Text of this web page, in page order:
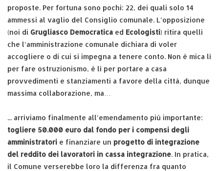
proposte. Per fortuna sono pochi: 22, dei quali solo 14
ammessi al vaglio del Consiglio comunale. L’opposizione
(noi di Grugliasco Democratica ed Ecologisti) ritira quelli
che l’amministrazione comunale dichiara di voler
accogliere o di cui si impegna a tenere conto. Non è mica lì
per fare ostruzionismo, è lì per portare a casa
provvedimenti e stanziamenti a favore della città, dunque
massima collaborazione, ma…
... arriviamo finalmente all’emendamento più importante:
togliere 50.000 euro dal fondo per i compensi degli
amministratori e finanziare un progetto di integrazione
del reddito dei lavoratori in cassa integrazione. In pratica,
il Comune verserebbe loro la differenza fra quanto